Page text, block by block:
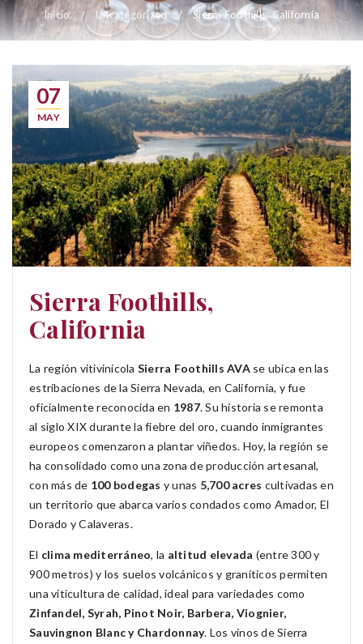
Inicio / Uncategorized / Sierra Foothills, California
07
MAY
Sierra Foothills,
California
La región vitivinícola Sierra Foothills AVAse ubica en las
estribaciones de la Sierra Nevada, en California, y fue
oficialmente reconocida en 1987. Su historia se remonta
al siglo XIX durante la fiebre del oro, cuando inmigrantes
europeos comenzaron a plantar viñedos. Hoy, la región se
ha consolidado como una zona de producción artesanal,
con más de 100 bodegas y unas 5,700 acres cultivadas en
un territorio que abarca varios condados como Amador, El
Dorado y Calaveras.
El clima mediterráneo, la altitud elevada (entre 300 y
900 metros) y los suelos volcánicos y graníticos permiten
una viticultura de calidad, ideal para variedades como
Zinfandel, Syrah, Pinot Noir, Barbera, Viognier,
Sauvingnon Blanc y Chardonnay. Los vinos de Sierra